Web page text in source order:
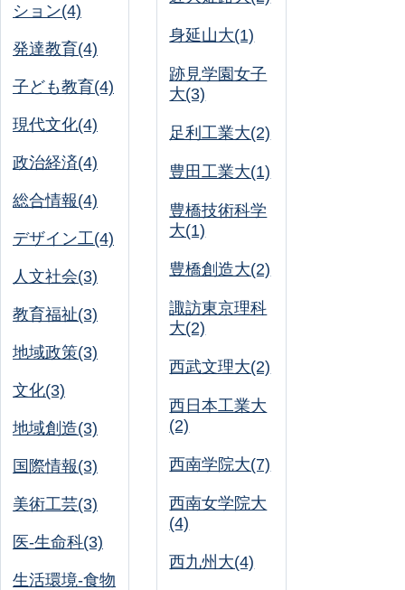
ション(4)
発達教育(4)
子ども教育(4)
現代文化(4)
政治経済(4)
総合情報(4)
デザイン工(4)
人文社会(3)
教育福祉(3)
地域政策(3)
文化(3)
地域創造(3)
国際情報(3)
美術工芸(3)
医-生命科(3)
生活環境-食物
身延山大(1)
跡見学園女子
大(3)
足利工業大(2)
豊田工業大(1)
豊橋技術科学
大(1)
豊橋創造大(2)
諏訪東京理科
大(2)
西武文理大(2)
西日本工業大
(2)
西南学院大(7)
西南女学院大
(4)
西九州大(4)